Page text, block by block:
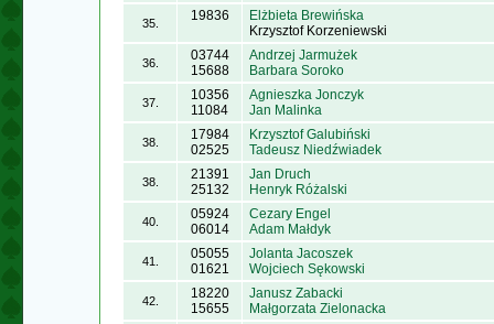
35. 19836
Elżbieta Brewińska
Krzysztof Korzeniewski
36.
03744
15688
Andrzej Jarmużek
Barbara Soroko
37.
10356
11084
Agnieszka Jonczyk
Jan Malinka
38.
17984
02525
Krzysztof Galubiński
Tadeusz Niedźwiadek
38.
21391
25132
Jan Druch
Henryk Różalski
40.
05924
06014
Cezary Engel
Adam Małdyk
41.
05055
01621
Jolanta Jacoszek
Wojciech Sękowski
42.
18220
15655
Janusz Zabacki
Małgorzata Zielonacka